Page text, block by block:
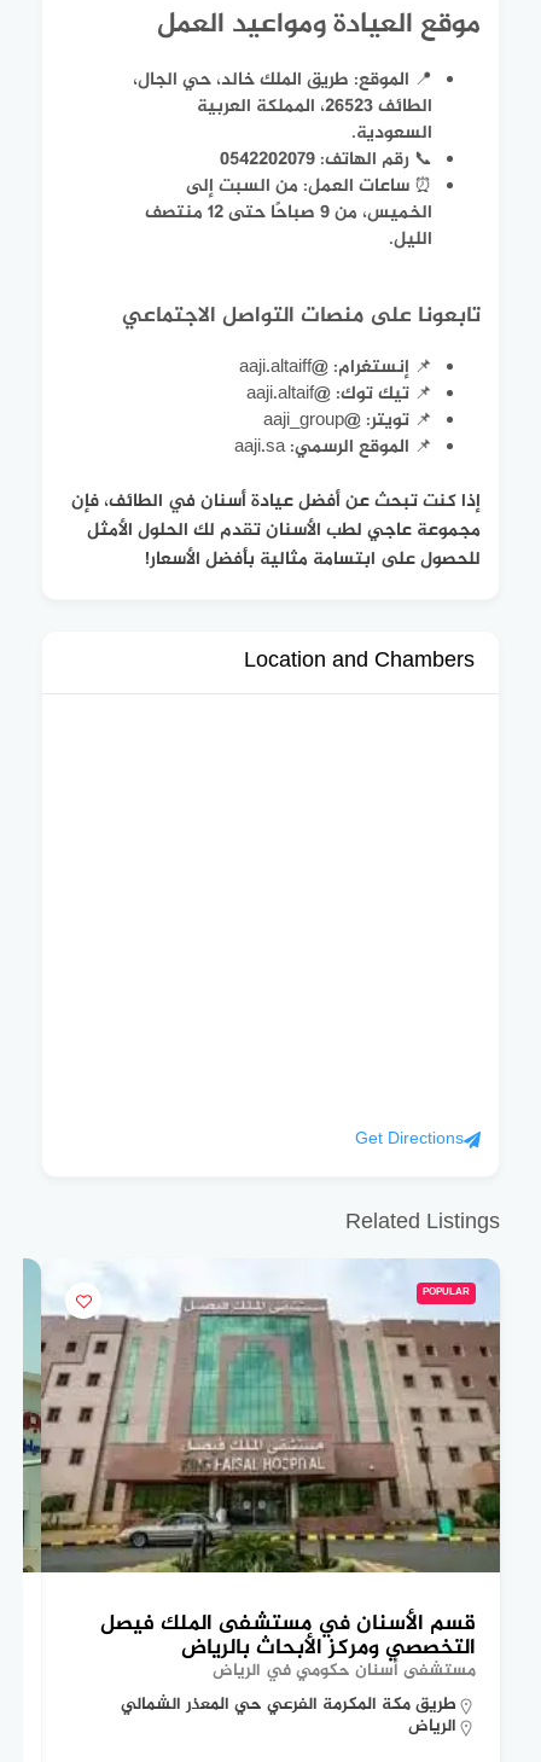
موقع العيادة ومواعيد العمل
📍 الموقع: طريق الملك خالد، حي الجال،
الطائف 26523، المملكة العربية
السعودية.
📞 رقم الهاتف: 0542202079
⏰ ساعات العمل: من السبت إلى
الخميس، من 9 صباحًا حتى 12 منتصف
الليل.
تابعونا على منصات التواصل الاجتماعي
📌 إنستغرام: @aaji.altaiff
📌 تيك توك: @aaji.altaif
📌 تويتر: @aaji_group
📌 الموقع الرسمي: aaji.sa
إذا كنت تبحث عن أفضل عيادة أسنان في الطائف، فإن
مجموعة عاجي لطب الأسنان تقدم لك الحلول الأمثل
للحصول على ابتسامة مثالية بأفضل الأسعار!
Location and Chambers
Get Directions
Related Listings
POPULAR
قسم الأسنان في مستشفى الملك فيصل
التخصصي ومركز الأبحاث بالرياض
مستشفى أسنان حكومي في الرياض
طريق مكة المكرمة الفرعي حي المعذر الشمالي
الرياض